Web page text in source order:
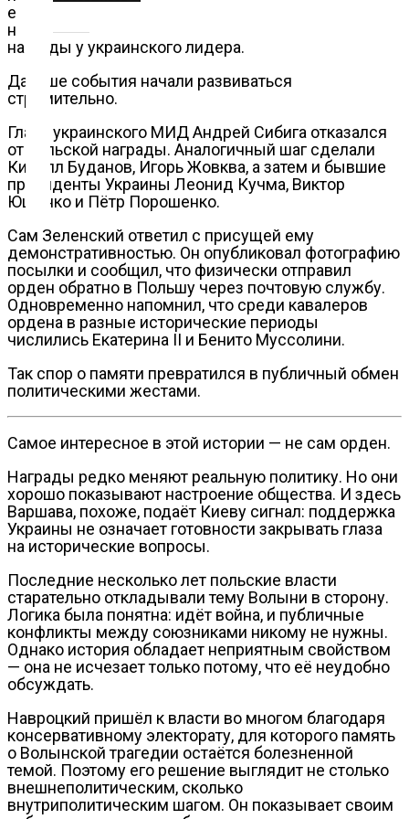
нас
Помощь
Контакты
его сторонники. Он заявил, что героизация УПА
несовместима с сохранением высшей польской
награды у украинского лидера.
Дальше события начали развиваться
стремительно.
Глава украинского МИД Андрей Сибига отказался
от польской награды. Аналогичный шаг сделали
Кирилл Буданов, Игорь Жовква, а затем и бывшие
президенты Украины Леонид Кучма, Виктор
Ющенко и Пётр Порошенко.
Сам Зеленский ответил с присущей ему
демонстративностью. Он опубликовал фотографию
посылки и сообщил, что физически отправил
орден обратно в Польшу через почтовую службу.
Одновременно напомнил, что среди кавалеров
ордена в разные исторические периоды
числились Екатерина II и Бенито Муссолини.
Так спор о памяти превратился в публичный обмен
политическими жестами.
Самое интересное в этой истории — не сам орден.
Награды редко меняют реальную политику. Но они
хорошо показывают настроение общества. И здесь
Варшава, похоже, подаёт Киеву сигнал: поддержка
Украины не означает готовности закрывать глаза
на исторические вопросы.
Последние несколько лет польские власти
старательно откладывали тему Волыни в сторону.
Логика была понятна: идёт война, и публичные
конфликты между союзниками никому не нужны.
Однако история обладает неприятным свойством
— она не исчезает только потому, что её неудобно
обсуждать.
Навроцкий пришёл к власти во многом благодаря
консервативному электорату, для которого память
о Волынской трагедии остаётся болезненной
темой. Поэтому его решение выглядит не столько
внешнеполитическим, сколько
внутриполитическим шагом. Он показывает своим